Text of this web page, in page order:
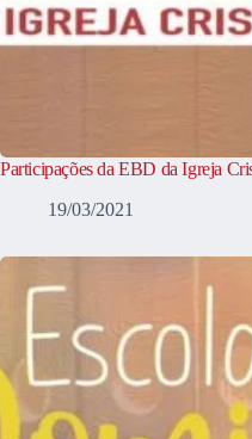
Participações da EBD da Igreja
19/03/2021